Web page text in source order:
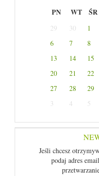
PN WT ŚR
29 30 1
6
7 8
13
14 15
20
21 22
27
28 29
3
4 5
Jeśli chcesz
podaj adres